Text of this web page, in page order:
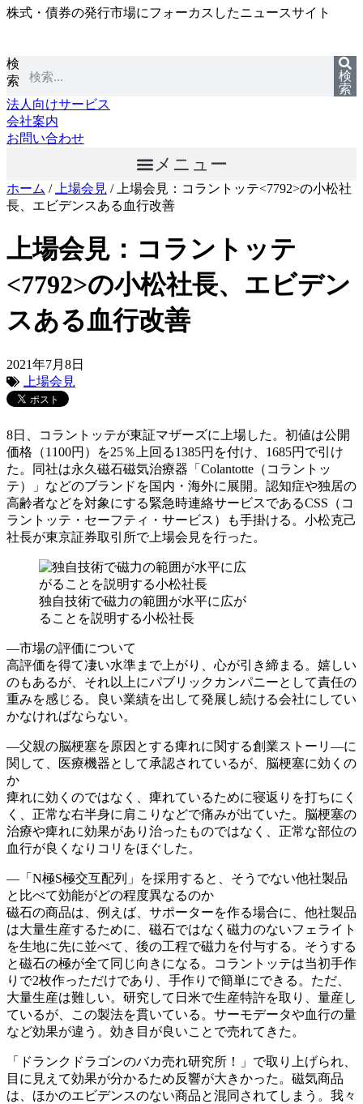
コ
ン
ツ
に
ス
キ
ッ
株式・債券の発行市場にフォーカスしたニュースサイト
検
索
検
索
法人向けサービス
会社案内
お問い合わせ
メニュー
ホーム / 上場会見 /
上場会見：コラントッテ<7792>の小松社
長、エビデンスある血行改善
上場会見：コラントッテ
<7792>の小松社長、エビデン
スある血行改善
2021年7月8日
上場会見
8日、コラントッテが東証マザーズに上場した。初値は公開
価格（1100円）を25％上回る1385円を付け、1685円で引け
た。同社は永久磁石磁気治療器「Colantotte（コラントッ
テ）」などのブランドを国内・海外に展開。認知症や独居の
高齢者などを対象にする緊急時連絡サービスであるCSS（コ
ラントッテ・セーフティ・サービス）も手掛ける。小松克己
社長が東京証券取引所で上場会見を行った。
独自技術で磁力の範囲が水平に広が
ることを説明する小松社長
―市場の評価について
高評価を得て凄い水準まで上がり、心が引き締まる。嬉しい
のもあるが、それ以上にパブリックカンパニーとして責任の
重みを感じる。良い業績を出して発展し続ける会社にしてい
かなければならない。
―父親の脳梗塞を原因とする痺れに関する創業ストーリ―に
関して、医療機器として承認されているが、脳梗塞に効くの
か
痺れに効くのではなく、痺れているために寝返りを打ちにく
く、正常な右半身に肩こりなどで痛みが出ていた。脳梗塞の
治療や痺れに効果があり治ったものではなく、正常な部位の
血行が良くなりコリをほぐした。
―「N極S極交互配列」を採用すると、そうでない他社製品
と比べて効能がどの程度異なるのか
磁石の商品は、例えば、サポーターを作る場合に、他社製品
は大量生産するために、磁石ではなく磁力のないフェライト
を生地に先に並べて、後の工程で磁力を付与する。そうする
と磁石の極が全て同じ向きになる。コラントッテは当初手作
りで2枚作っただけであり、手作りで簡単にできる。ただ、
大量生産は難しい。研究して日米で生産特許を取り、量産し
ているが、この製法を貫いている。サーモデータや血行の量
など効果が違う。効き目が良いことで売れてきた。
「ドランクドラゴンのバカ売れ研究所！」で取り上げられ、
目に見えて効果が分かるため反響が大きかった。磁気商品
は、ほかのエビデンスのない商品と混同されてしまう。我々